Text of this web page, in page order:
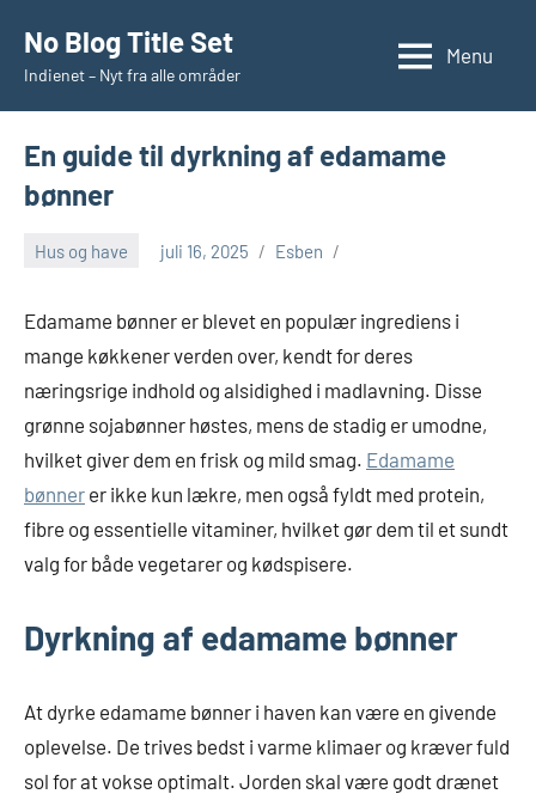
indhold
No Blog Title Set
Indienet – Nyt fra alle områder
Menu
En guide til dyrkning af edamame
bønner
Hus og have juli 16, 2025 Esben
Edamame bønner er blevet en populær ingrediens i
mange køkkener verden over, kendt for deres
næringsrige indhold og alsidighed i madlavning. Disse
grønne sojabønner høstes, mens de stadig er umodne,
hvilket giver dem en frisk og mild smag. Edamame
bønner er ikke kun lækre, men også fyldt med protein,
fibre og essentielle vitaminer, hvilket gør dem til et sundt
valg for både vegetarer og kødspisere.
Dyrkning af edamame bønner
At dyrke edamame bønner i haven kan være en givende
oplevelse. De trives bedst i varme klimaer og kræver fuld
sol for at vokse optimalt. Jorden skal være godt drænet